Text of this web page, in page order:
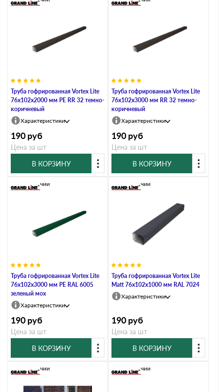
Труба гофрированная Vortex Lite
76х102х2000 мм PE RR 32 темно-
коричневый
Характеристики
190 руб
Цена за шт
В КОРЗИНУ
Труба гофрированная Vortex Lite
76х102х3000 мм RR 32 темно-
коричневый
Характеристики
190 руб
Цена за шт
В КОРЗИНУ
Труба гофрированная Vortex Lite
76х102х3000 мм PE RAL 6005
зеленый мох
В наличии
Характеристики
190 руб
Цена за шт
В КОРЗИНУ
Труба гофрированная Vortex Lite
Matt 76х102х1000 мм RAL 7024
В наличии
Характеристики
190 руб
Цена за шт
В КОРЗИНУ
В наличии В наличии